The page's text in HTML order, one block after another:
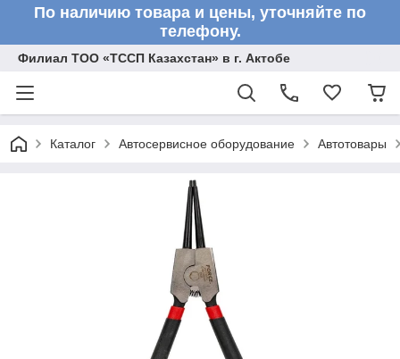
По наличию товара и цены, уточняйте по
телефону.
Филиал ТОО «ТССП Казахстан» в г. Актобе
Каталог Автосервисное оборудование Автотовары